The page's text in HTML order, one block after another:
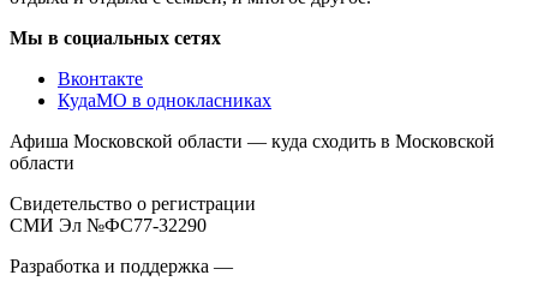
Мы в социальных сетях
Вконтакте
КудаМО в однокласниках
Афиша Московской области — куда сходить в Московской
области
Свидетельство о регистрации
СМИ Эл №ФС77-32290
Разработка и поддержка —